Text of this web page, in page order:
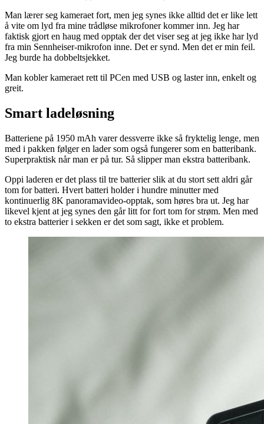
Man lærer seg kameraet fort, men jeg synes ikke alltid det er like lett
å vite om lyd fra mine trådløse mikrofoner kommer inn. Jeg har
faktisk gjort en haug med opptak der det viser seg at jeg ikke har lyd
fra min Sennheiser-mikrofon inne. Det er synd. Men det er min feil.
Jeg burde ha dobbeltsjekket.
Man kobler kameraet rett til PCen med USB og laster inn, enkelt og
greit.
Smart ladeløsning
Batteriene på 1950 mAh varer dessverre ikke så fryktelig lenge, men
med i pakken følger en lader som også fungerer som en batteribank.
Superpraktisk når man er på tur. Så slipper man ekstra batteribank.
Oppi laderen er det plass til tre batterier slik at du stort sett aldri går
tom for batteri. Hvert batteri holder i hundre minutter med
kontinuerlig 8K panoramavideo-opptak, som høres bra ut. Jeg har
likevel kjent at jeg synes den går litt for fort tom for strøm. Men med
to ekstra batterier i sekken er det som sagt, ikke et problem.